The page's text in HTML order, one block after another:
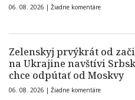
06. 08. 2026 | Žiadne komentáre
Zelenskyj prvýkrát od
na Ukrajine navštívi
chce odpútať od Moskvy
06. 08. 2026 | Žiadne komentáre